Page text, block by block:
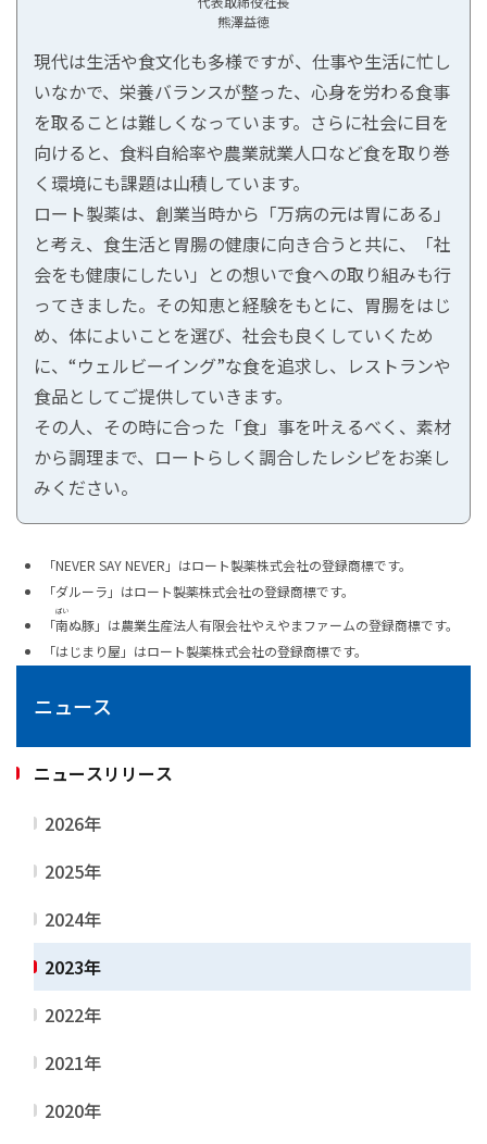
熊澤益徳
現代は生活や食文化も多様ですが、仕事や生活に忙し
いなかで、栄養バランスが整った、心身を労わる食事
を取ることは難しくなっています。さらに社会に目を
向けると、食料自給率や農業就業人口など食を取り巻
く環境にも課題は山積しています。
ロート製薬は、創業当時から「万病の元は胃にある」
と考え、食生活と胃腸の健康に向き合うと共に、「社
会をも健康にしたい」との想いで食への取り組みも行
ってきました。その知恵と経験をもとに、胃腸をはじ
め、体によいことを選び、社会も良くしていくため
に、“ウェルビーイング”な食を追求し、レストランや
食品としてご提供していきます。
その人、その時に合った「食」事を叶えるべく、素材
から調理まで、ロートらしく調合したレシピをお楽し
みください。
「NEVER SAY NEVER」はロート製薬株式会社の登録商標です。
「ダルーラ」はロート製薬株式会社の登録商標です。
「南
ぱい
ぬ豚」は農業生産法人有限会社やえやまファームの登録商標です。
「はじまり屋」はロート製薬株式会社の登録商標です。
ニュース
ニュースリリース
2026年
2025年
2024年
2023年
2022年
2021年
2020年